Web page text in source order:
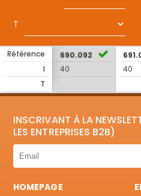
T
Référence
I
T
690.092
40
40
INSCRIVANT À LA
LES ENTREPRISES B2B)
HOMEPAGE